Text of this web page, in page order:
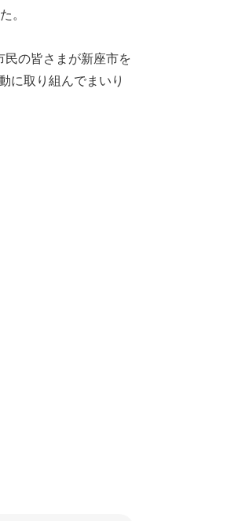
。
の皆さまが新座市を
に取り組んでまいり